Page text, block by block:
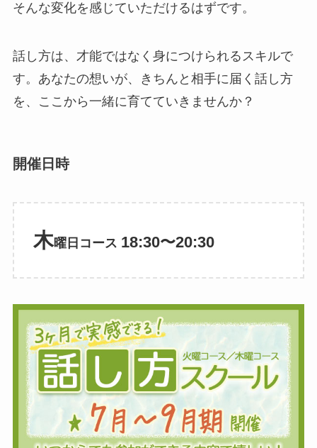
そんな変化を感じていただけるはずです。
話し方は、才能ではなく身につけられるスキルで
す。あなたの想いが、きちんと相手に届く話し方
を、ここから一緒に育てていきませんか？
開催日時
木曜日コース 18:30〜20:30